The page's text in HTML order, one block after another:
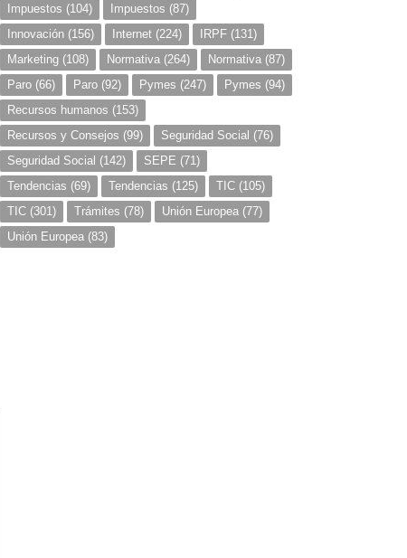
Impuestos (104) Impuestos (87)
Innovación (156) Internet (224) IRPF (131)
Marketing (108) Normativa (264) Normativa (87)
Paro (66) Paro (92) Pymes (247) Pymes (94)
Recursos humanos (153)
Recursos y Consejos (99) Seguridad Social (76)
Seguridad Social (142) SEPE (71)
Tendencias (69) Tendencias (125) TIC (105)
TIC (301) Trámites (78) Unión Europea (77)
Unión Europea (83)